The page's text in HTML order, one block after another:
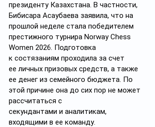
президенту Казахстана. В частности,
Бибисара Асаубаева заявила, что на
прошлой неделе стала победителем
престижного турнира Norway Chess
Women 2026. Подготовка
к состязаниям проходила за счет
ее личных призовых средств, а также
ее денег из семейного бюджета. По
этой причине она до сих пор не может
рассчитаться с
секундантами и аналитикам,
входящими в ее команду.